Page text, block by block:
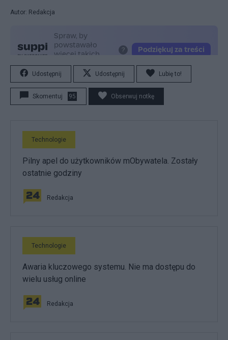
Autor: Redakcja
Udostępnij Udostępnij Lubię to!
Skomentuj 95 Obserwuj notkę
Technologie
Pilny apel do użytkowników mObywatela. Zostały
ostatnie godziny
Redakcja
Technologie
Awaria kluczowego systemu. Nie ma dostępu do
wielu usług online
Redakcja